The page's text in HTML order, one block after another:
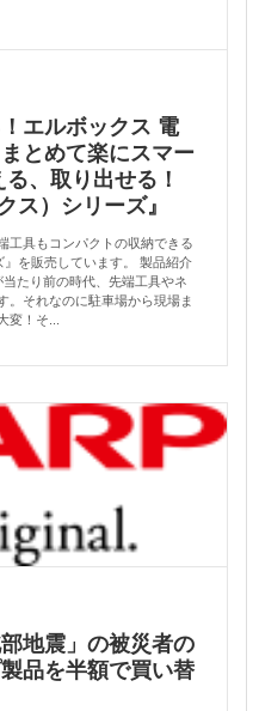
エルボックス 電
とめて楽にスマー
、取り出せる！
ス）シリーズ』
工具もコンパクトの収納できる
』を販売しています。 製品紹介
たり前の時代、先端工具やネ
。それなのに駐車場から現場ま
変！そ...
地震」の被災者の
品を半額で買い替